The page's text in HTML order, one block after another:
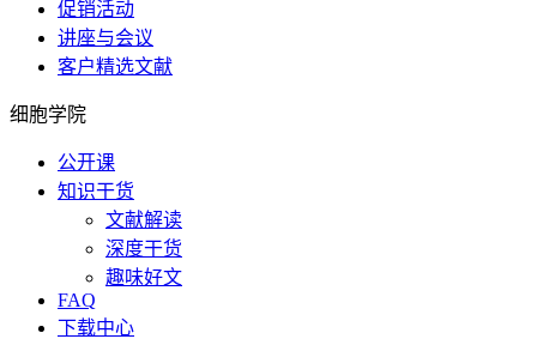
促销活动
讲座与会议
客户精选文献
细胞学院
公开课
知识干货
文献解读
深度干货
趣味好文
FAQ
下载中心